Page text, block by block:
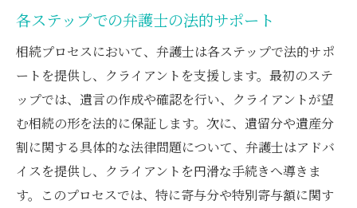
各ステップでの弁護士の法的サポート
相続プロセスにおいて、弁護士は各ステップで法的サポ
ートを提供し、クライアントを支援します。最初のステ
ップでは、遺言の作成や確認を行い、クライアントが望
む相続の形を法的に保証します。次に、遺留分や遺産分
割に関する具体的な法律問題について、弁護士はアドバ
イスを提供し、クライアントを円滑な手続きへ導きま
す。このプロセスでは、特に寄与分や特別寄与額に関す